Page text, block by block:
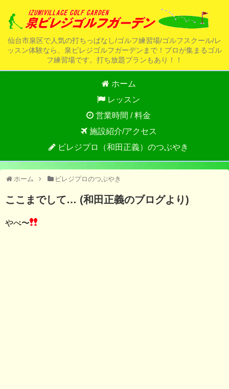
仙台市泉区で人気の打ちっぱなし/ゴルフ練習場/ゴルフスクール/レ
ッスン体験なら、泉ビレジゴルフガーデンまで！プロが集まるゴル
フ練習場です。打ち放題プランもあり！！
ホーム
レッスン
営業時間 / 料金
施設紹介/アクセス
ビレジプロ（和田正義）のつぶやき
ホーム ビレジプロのつぶやき
ここまでして… (和田正義のブログより)
やべ〜